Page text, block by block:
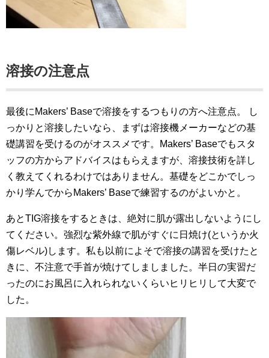
溶接の注意点
最後にMakers’ Baseで溶接をするつもりの方へ注意点。
し
っかりと溶接したいなら、まずは溶接機メーカーなどの基
礎講習を受けるのがオススメです。Makers’ Baseでもスタ
ッフの方からアドバイスはもらえますが、溶接技術を詳し
く教えてくれるわけではありません。基礎をどこかでしっ
かり学んでからMakers’ Baseで練習するのがよいかと。
あとTIG溶接をするときは、絶対に肌が露出しないようにし
てください。強烈な紫外線で肌がすぐに日焼け(というか火
傷レベル)します。私も以前によそで溶接の講習を受けたと
きに、不注意で手首が焼けてしましました。半日の実習だ
ったのにお風呂に入れられないくらいヒリヒリして大変で
した。